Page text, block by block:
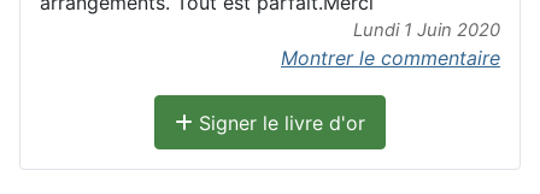
Lundi 1 Juin 2020
Montrer le commentaire
Signer le livre d'or